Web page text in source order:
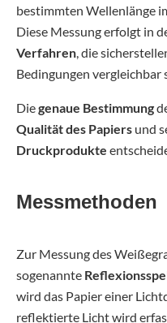
bestimmten Wellenlänge
Diese Messung erfolgt in
Verfahren, die
Bedingungen vergleichbar
Diegenaue Bestimmung
Qualität des Papiers und
Druckprodukte
Messmethoden
Zur Messung des
sogenannte
wird das Papier einer
reflektierte Licht wird